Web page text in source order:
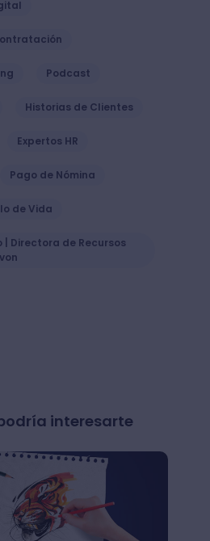
Podcast
Historias de Clientes
Expertos HR
Pago de Nómina
de Vida
Directora de Recursos
interesarte